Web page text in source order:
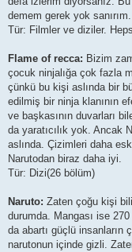
demem gerek yok sanırım.
Tür: Filmler ve diziler.
Flame of recca: Bizim
çocuk ninjalığa çok fazla
çünkü bu kişi aslında bir
edilmiş bir ninja klanının
ve başkasının duvarları
da yaratıcılık yok. Ancak
aslında. Çizimleri daha
Narutodan biraz daha iyi.
Tür: Dizi(26 bölüm)
Naruto: Zaten çoğu kişi
durumda. Mangası ise
da abartı güçlü insanların
narutonun içinde gizli.